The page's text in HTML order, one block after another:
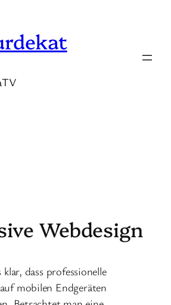
Webdesign
dass professionelle
mobilen Endgeräten